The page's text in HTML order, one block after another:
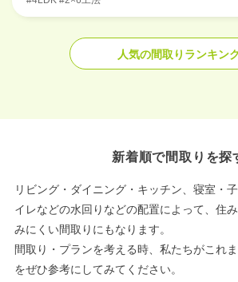
人気の間取りランキン
新着順で間取りを探
リビング・ダイニング・キッチン、寝室・
イレなどの水回りなどの配置によって、住
みにくい間取りにもなります。
間取り・プランを考える時、私たちがこれ
をぜひ参考にしてみてください。